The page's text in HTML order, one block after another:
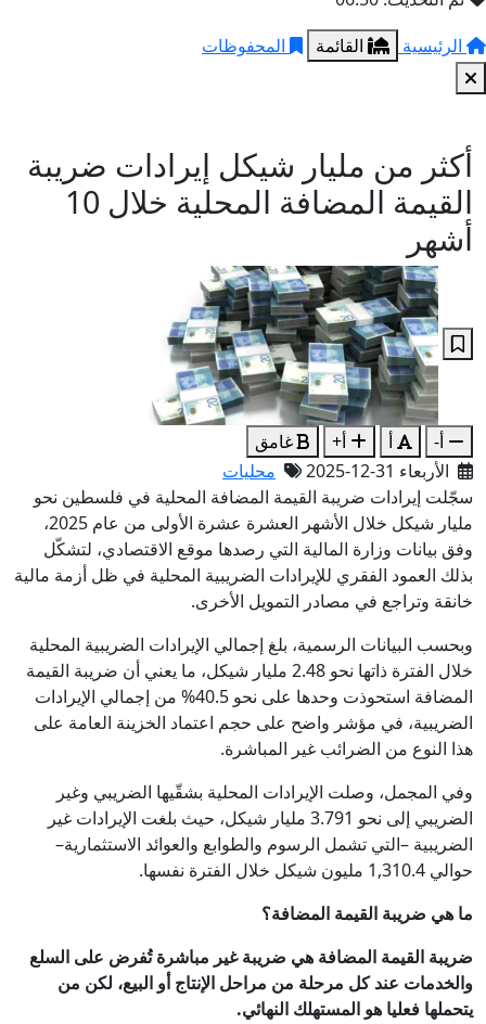
الرئيسية
القائمة المحفوظات
أكثر من مليار شيكل إيرادات ضريبة
القيمة المضافة المحلية خلال 10
أشهر
أ- أ أ+
غامق
الأربعاء 31-12-2025
محليات
سجّلت إيرادات ضريبة القيمة المضافة المحلية في فلسطين نحو
مليار شيكل خلال الأشهر العشرة عشرة الأولى من عام 2025،
وفق بيانات وزارة المالية التي رصدها موقع الاقتصادي، لتشكّل
بذلك العمود الفقري للإيرادات الضريبية المحلية في ظل أزمة مالية
خانقة وتراجع في مصادر التمويل الأخرى.
وبحسب البيانات الرسمية، بلغ إجمالي الإيرادات الضريبية المحلية
خلال الفترة ذاتها نحو 2.48 مليار شيكل، ما يعني أن ضريبة القيمة
المضافة استحوذت وحدها على نحو 40.5% من إجمالي الإيرادات
الضريبية، في مؤشر واضح على حجم اعتماد الخزينة العامة على
هذا النوع من الضرائب غير المباشرة.
وفي المجمل، وصلت الإيرادات المحلية بشقّيها الضريبي وغير
الضريبي إلى نحو 3.791 مليار شيكل، حيث بلغت الإيرادات غير
الضريبية –التي تشمل الرسوم والطوابع والعوائد الاستثمارية–
حوالي 1,310.4 مليون شيكل خلال الفترة نفسها.
ما هي ضريبة القيمة المضافة؟
ضريبة القيمة المضافة هي ضريبة غير مباشرة تُفرض على السلع
والخدمات عند كل مرحلة من مراحل الإنتاج أو البيع، لكن من
يتحملها فعليا هو المستهلك النهائي.